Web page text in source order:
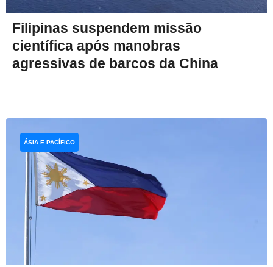
Filipinas suspendem missão
científica após manobras
agressivas de barcos da China
ÁSIA E PACÍFICO